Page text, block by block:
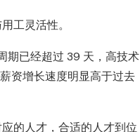
工灵活性。
期已经超过 39 天，高技术
资增长速度明显高于过去
的人才，合适的人才到位